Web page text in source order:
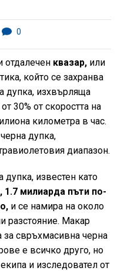
0
отдалечен квазар, или
който се захранва
дупка, изхвърляща
30% от скоростта на
километра в час.
дупка,
диапазон.
дупка, известен като
1.7 милиарда пъти по-
и се намира на около
разстояние. Макар
за свръхмасивна черна
е всичко друго, но
и изследовател от